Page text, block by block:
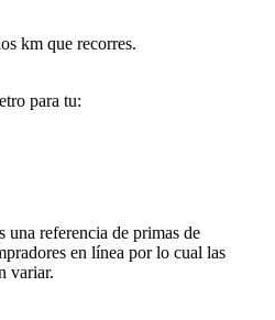
km que recorres.
para tu:
una referencia de primas de
en línea por lo cual las
variar.